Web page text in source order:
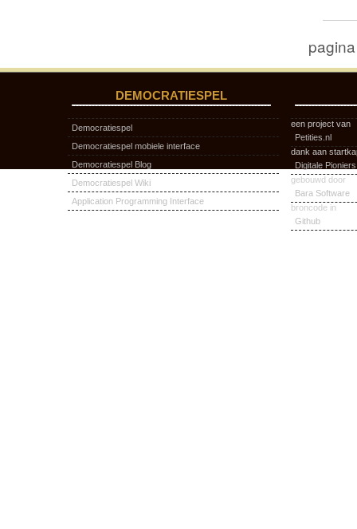
DEMOCRATIESPEL
Democratiespel
Democratiespel mobiele interface
Democratiespel Blog
Democratiespel Wiki
Application Programming Interface
een project van
Petities.nl
dank aan
Digitale Pioniers
gebouwd door
Bara Software
broncode in
Github